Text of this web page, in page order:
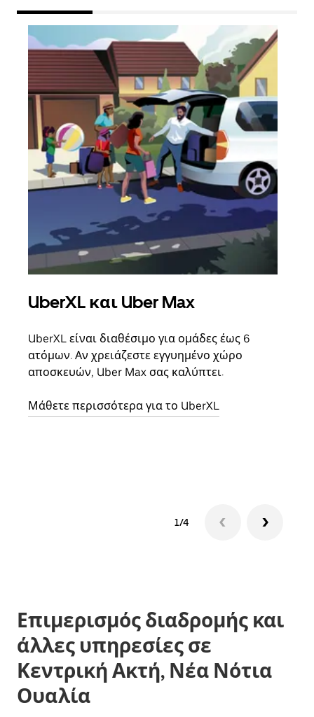
UberXL και Uber Max
UberXL είναι διαθέσιμο για ομάδες έως 6
ατόμων. Αν χρειάζεστε εγγυημένο χώρο
αποσκευών, Uber Max σας καλύπτει.
Μάθετε περισσότερα για το UberXL
1/4
Επιμερισμός διαδρομής και
άλλες υπηρεσίες σε
Κεντρική Ακτή, Νέα Νότια
Ουαλία